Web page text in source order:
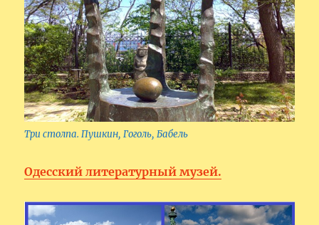
Три столпа. Пушкин, Гоголь, Бабель
Одесский литературный музей.